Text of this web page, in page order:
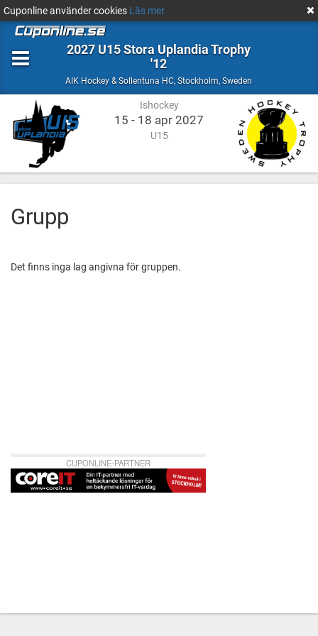
Cuponline använder cookies Läs mer
2027 U15 Stora Uplandia Trophy
'12
AIK Hockey & Sollentuna HC,Ishockey
Stockholm, SwedenStockholm,
Sweden
Ishockey
15 - 18 apr 2027
U15
Grupp
Det finns inga lag angivna för gruppen.
CUPONLINE-PARTNER